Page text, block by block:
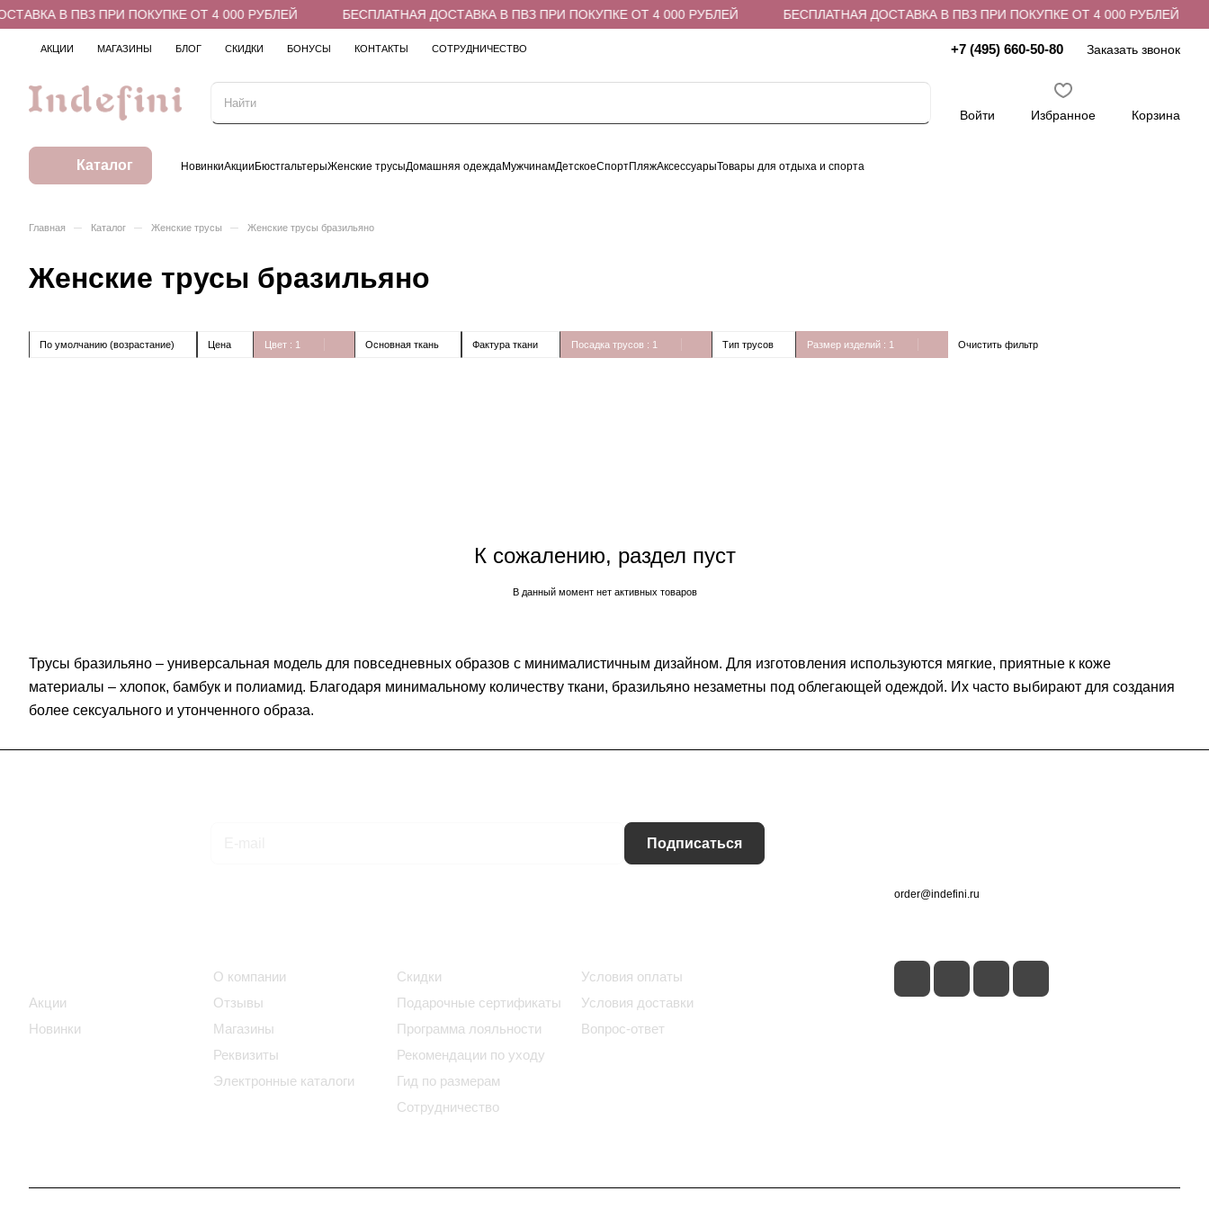
В ПВЗ ПРИ ПОКУПКЕ ОТ 4 000 РУБЛЕЙ БЕСПЛАТНАЯ ДОСТАВКА В ПВЗ ПРИ ПОКУПКЕ ОТ 4 000 РУБЛЕЙ БЕСПЛАТНАЯ ДОСТАВКА В ПВЗ ПРИ ПОКУПКЕ ОТ 4 000 РУБЛЕЙ
АКЦИИ МАГАЗИНЫ БЛОГ СКИДКИ БОНУСЫ КОНТАКТЫ СОТРУДНИЧЕСТВО +7 (495) 660-50-80 Заказать звонок
Войти Избранное Корзина
Каталог НовинкиАкцииБюстгальтерыЖенские трусыДомашняя одеждаМужчинамДетскоеСпортПляжАксессуарыТовары для отдыха и спорта
Главная – Каталог – Женские трусы – Женские трусы бразильяно
Женские трусы бразильяно
По умолчанию (возрастание) Цена Цвет : 1 Основная ткань Фактура ткани Посадка трусов : 1 Тип трусов Размер изделий : 1 Очистить фильтр
К сожалению, раздел пуст
В данный момент нет активных товаров
Трусы бразильяно – универсальная модель для повседневных образов с минималистичным дизайном. Для изготовления используются мягкие, приятные к коже
материалы – хлопок, бамбук и полиамид. Благодаря минимальному количеству ткани, бразильяно незаметны под облегающей одеждой. Их часто выбирают для создания
более сексуального и утонченного образа.
Подписаться
Акции
Новинки
О компании
Отзывы
Магазины
Реквизиты
Электронные каталоги
Скидки
Подарочные сертификаты
Программа лояльности
Рекомендации по уходу
Гид по размерам
Сотрудничество
Условия оплаты
Условия доставки
Вопрос-ответ
order@indefini.ru